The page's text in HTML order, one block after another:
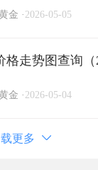
金 · 2026-05-05
走势图查询（
金 · 2026-05-04
更多